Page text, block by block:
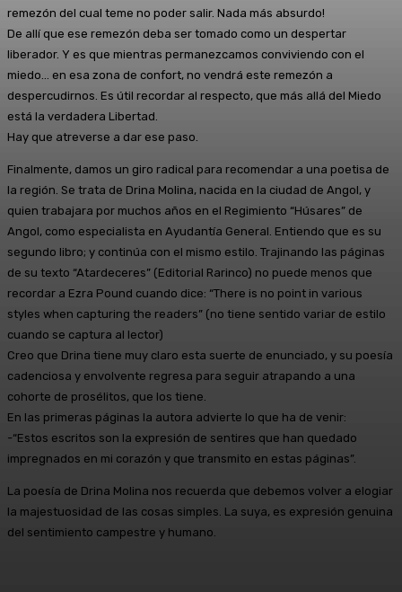
remezón del cual teme no poder salir. Nada más absurdo!
De allí que ese remezón deba ser tomado como un despertar
liberador. Y es que mientras permanezcamos conviviendo con el
miedo… en esa zona de confort, no vendrá este remezón a
despercudirnos. Es útil recordar al respecto, que más allá del Miedo
está la verdadera Libertad.
Hay que atreverse a dar ese paso.
Finalmente, damos un giro radical para recomendar a una poetisa de
la región. Se trata de Drina Molina, nacida en la ciudad de Angol, y
quien trabajara por muchos años en el Regimiento “Húsares” de
Angol, como especialista en Ayudantía General. Entiendo que es su
segundo libro; y continúa con el mismo estilo. Trajinando las páginas
de su texto “Atardeceres” (Editorial Rarinco) no puede menos que
recordar a Ezra Pound cuando dice: “There is no point in various
styles when capturing the readers” (no tiene sentido variar de estilo
cuando se captura al lector)
Creo que Drina tiene muy claro esta suerte de enunciado, y su poesía
cadenciosa y envolvente regresa para seguir atrapando a una
cohorte de prosélitos, que los tiene.
En las primeras páginas la autora advierte lo que ha de venir:
-“Estos escritos son la expresión de sentires que han quedado
impregnados en mi corazón y que transmito en estas páginas”.
La poesía de Drina Molina nos recuerda que debemos volver a elogiar
la majestuosidad de las cosas simples. La suya, es expresión genuina
del sentimiento campestre y humano.